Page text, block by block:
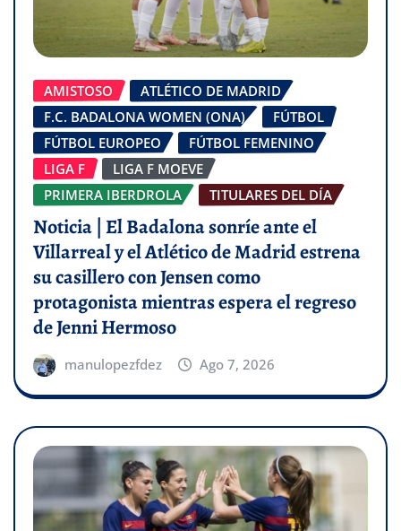
AMISTOSO
ATLÉTICO DE MADRID
F.C. BADALONA WOMEN (ONA)
FÚTBOL
FÚTBOL EUROPEO
FÚTBOL FEMENINO
LIGA F
LIGA F MOEVE
PRIMERA IBERDROLA
TITULARES DEL DÍA
Noticia | El Badalona sonríe ante el
Villarreal y el Atlético de Madrid estrena
su casillero con Jensen como
protagonista mientras espera el regreso
de Jenni Hermoso
manulopezfdez Ago 7, 2026